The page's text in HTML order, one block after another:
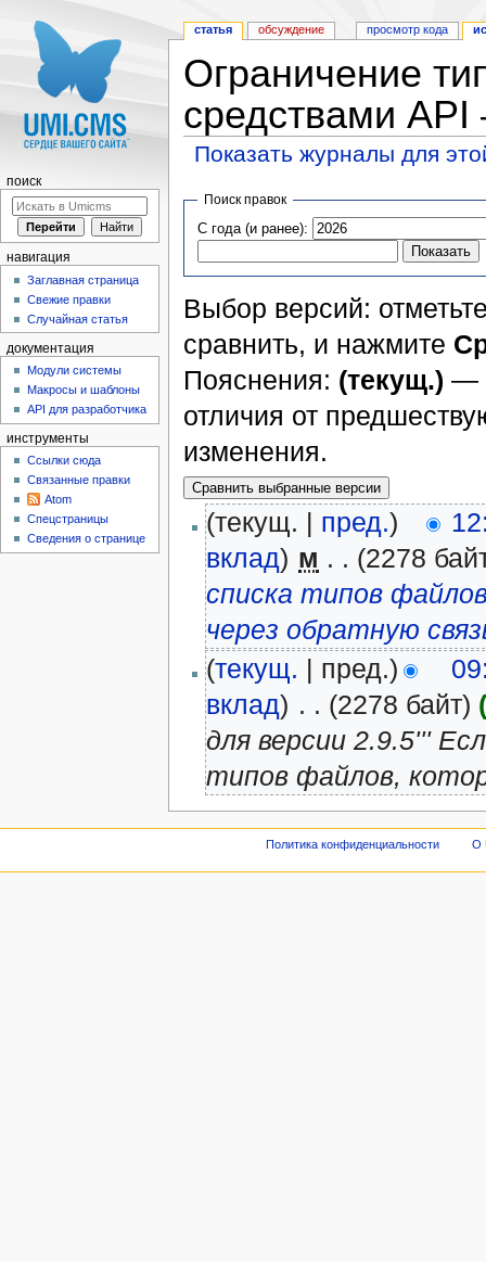
Ограничение
средствами
Показать журналы для
Поиск правок
С года (и ранее):
Выбор версий:
сравнить, и нажмите
Пояснения: (текущ.) —
отличия от
изменения.
(текущ. | пред.)
вклад) м . . (2278
списка типов
через обратную
(текущ. | пред.)
вклад) . . (2278 байт)
для версии 2.9.5'''
типов файлов,
статья обсуждение просмотр кода
поиск
навигация
Заглавная страница
Свежие правки
Случайная статья
документация
Модули системы
Макросы и шаблоны
API для разработчика
инструменты
Ссылки сюда
Связанные правки
Atom
Спецстраницы
Сведения о странице
Политика конфиденциальности О